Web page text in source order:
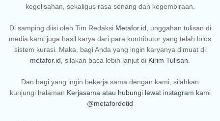
kegelisahan, sekaligus rasa senang dan kegembiraan.
Di samping diisi oleh Tim Redaksi Metafor.id , unggahan tulisan di
media kami juga hasil karya dari para kontributor yang telah lolos
sistem kurasi. Maka, bagi Anda yang ingin karyanya dimuat di
metafor.id , silakan baca lebih lanjut di Kirim Tulisan
Dan bagi yang ingin bekerja sama dengan kami, silahkan
kunjungi halaman Kerjasama atau hubungi lewat instagram kami
@metafordotid